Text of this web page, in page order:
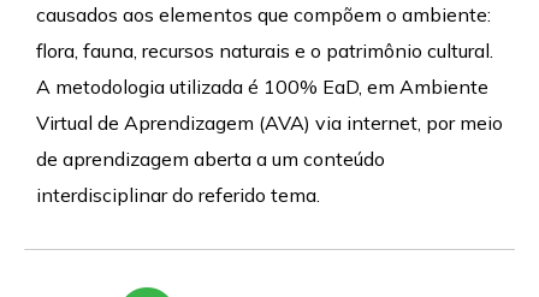
causados aos elementos que compõem o ambiente:
flora, fauna, recursos naturais e o patrimônio cultural.
A metodologia utilizada é 100% EaD, em Ambiente
Virtual de Aprendizagem (AVA) via internet, por meio
de aprendizagem aberta a um conteúdo
interdisciplinar do referido tema.